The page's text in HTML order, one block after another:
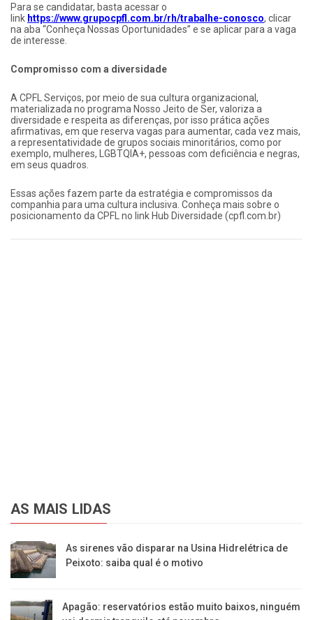
Para se candidatar, basta acessar o
link https://www.grupocpfl.com.br/rh/trabalhe-conosco, clicar
na aba “Conheça Nossas Oportunidades” e se aplicar para a vaga
de interesse.
Compromisso com a diversidade
A CPFL Serviços, por meio de sua cultura organizacional,
materializada no programa Nosso Jeito de Ser, valoriza a
diversidade e respeita as diferenças, por isso prática ações
afirmativas, em que reserva vagas para aumentar, cada vez mais,
a representatividade de grupos sociais minoritários, como por
exemplo, mulheres, LGBTQIA+, pessoas com deficiência e negras,
em seus quadros.
Essas ações fazem parte da estratégia e compromissos da
companhia para uma cultura inclusiva. Conheça mais sobre o
posicionamento da CPFL no link Hub Diversidade (cpfl.com.br)
AS MAIS LIDAS
As sirenes vão disparar na Usina Hidrelétrica de
Peixoto: saiba qual é o motivo
Apagão: reservatórios estão muito baixos, ninguém